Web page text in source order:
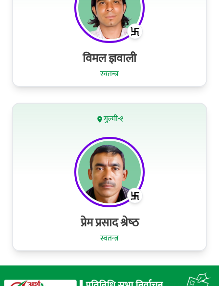
विमल ज्ञवाली
स्वतन्त्र
गुल्मी-१
प्रेम प्रसाद श्रेष्‍ठ
स्वतन्त्र